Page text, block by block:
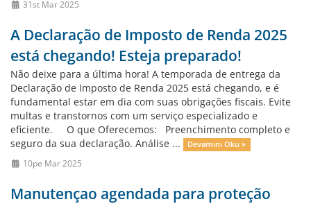
31st Mar 2025
A Declaração de Imposto de Renda 2025
está chegando! Esteja preparado!
Não deixe para a última hora! A temporada de entrega da
Declaração de Imposto de Renda 2025 está chegando, e é
fundamental estar em dia com suas obrigações fiscais. Evite
multas e transtornos com um serviço especializado e
eficiente. O que Oferecemos: Preenchimento completo e
seguro da sua declaração. Análise ...
Devamını Oku »
10pe Mar 2025
Manutençao agendada para proteção